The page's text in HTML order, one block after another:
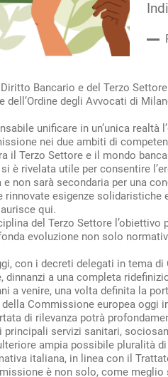
Bancario e del Terzo
dell’Ordine degli Avvocati di
unificare in un’unica realtà
nei due ambiti di
il Terzo Settore e il mondo
è rivelata utile per consentire
non sarà secondaria per una
rinnovate esigenze solidaristiche
qui.
del Terzo Settore
evoluzione non solo
con i decreti delegati in tema
dinnanzi a una completa
a venire, una volta definita la
Commissione europea oggi
di rilevanza potrà
principali servizi sanitari,
ampia possibile pluralità
italiana, in linea con il
è non solo, come